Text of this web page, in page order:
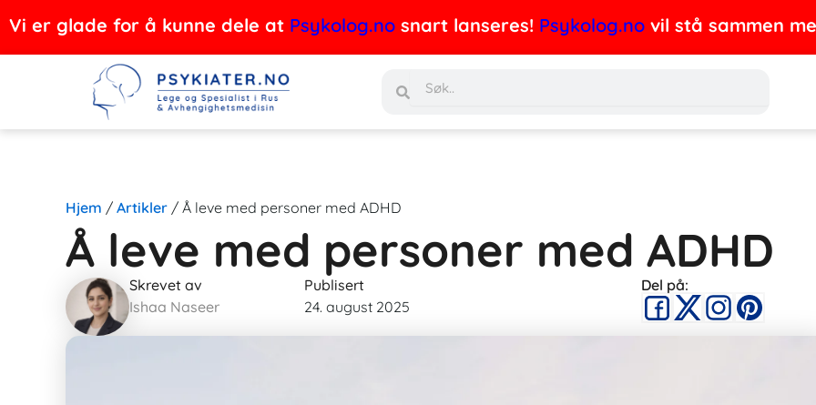
Hopp
Vi er glade for å kunne dele at Psykolog.no snart lanseres! Psykolog.no vil stå sammen
Hjem / Artikler / Å leve med personer med ADHD
Å leve med personer med ADHD
Skrevet av
Ishaa Naseer
Publisert
24. august 2025
Del på: